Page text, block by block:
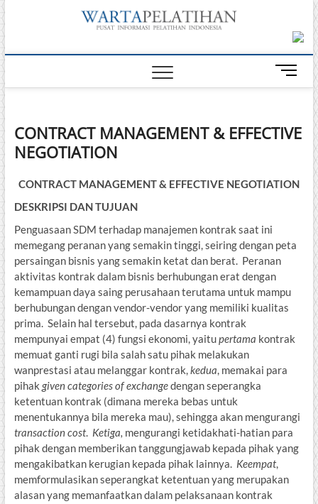
to
content
Warta
SERTIFIKASI
INDONESIA
M
e
B
t
CONTRACT MANAGEMENT & EFFECTIVE
NEGOTIATION
CONTRACT MANAGEMENT & EFFECTIVE NEGOTIATION
DESKRIPSI DAN TUJUAN
Penguasaan SDM terhadap manajemen kontrak saat ini
memegang peranan yang semakin tinggi, seiring dengan peta
persaingan bisnis yang semakin ketat dan berat. Peranan
aktivitas kontrak dalam bisnis berhubungan erat dengan
kemampuan daya saing perusahaan terutama untuk mampu
berhubungan dengan vendor-vendor yang memiliki kualitas
prima. Selain hal tersebut, pada dasarnya kontrak
mempunyai empat (4) fungsi ekonomi, yaitupertama kontrak
memuat ganti rugi bila salah satu pihak melakukan
wanprestasi atau melanggar kontrak,kedua, memakai para
pihak given categories of exchangedengan seperangka
ketentuan kontrak (dimana mereka bebas untuk
menentukannya bila mereka mau), sehingga akan mengurangi
transaction cost. Ketiga, mengurangi ketidakhati-hatian para
pihak dengan memberikan tanggungjawab kepada pihak yang
mengakibatkan kerugian kepada pihak lainnya. Keempat,
memformulasikan seperangkat ketentuan yang merupakan
alasan yang memanfaatkan dalam pelaksanaan kontrak